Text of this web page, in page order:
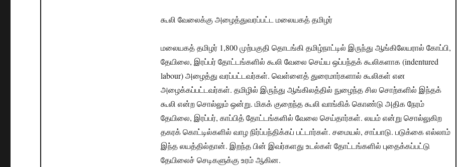
கூலி வேலைக்கு அழைத்துவரப்பட்ட மலையகத் தமிழர்
மலையகத் தமிழர் 1,800 முற்பகுதி தொடங்கி தமிழ்நாட்டில் இருந்து ஆங்கிலேயரால் கோப்பி,
தேயிலை, இரப்பர் தோட்டங்களில் கூலி வேலை செய்ய ஒப்பந்தக் கூலிகளாக (indentured
labour) அழைத்து வரப்பட்டவர்கள். வெள்ளைத் துரைமார்களால் கூலிகள் என
அழைக்கப்பட்டவர்கள். தமிழில் இருந்து ஆங்கிலத்தில் நுழைந்த சில சொற்களில் இந்தக்
கூலி என்ற சொல்லும் ஒன்று. மிகக் குறைந்த கூலி வாங்கிக் கொண்டு அதிக நேரம்
தேயிலை, இரப்பர், காப்பித் தோட்டங்களில் வேலை செய்தார்கள். லயம் என்று சொல்லுகிற
தகரக் கொட்டில்களில் வாழ நிர்ப்பந்திக்கப் பட்டார்கள். சமையல், சாப்பாடு. படுக்கை எல்லாம்
இந்த லயத்தில்தான். இறந்த பின் இவர்களது உடல்கள் தோட்டங்களில் புதைக்கப்பட்டு
தேயிலைச் செடிகளுக்கு உரம் ஆகின.